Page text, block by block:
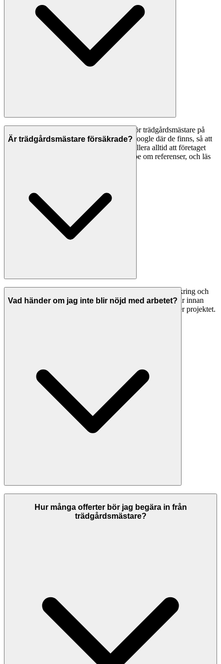
Ett bra första steg är att jämföra betyg — för trädgårdsmästare på
Svenska Hantverkare visar vi betyg från Google där de finns, så att
du kan se vad andra kunder tycker. Kontrollera alltid att företaget
har F-skattesedel och giltiga försäkringar, be om referenser, och läs
Är trädgårdsmästare försäkrade?
Seriösa trädgårdsmästare i Kalmar har både ansvarsförsäkring och
allriskförsäkring. Be alltid om bevis på giltiga försäkringar innan
arbetet påbörjas. Detta skyddar dig om något går fel under projektet.
Vad händer om jag inte blir nöjd med arbetet?
Om du inte är nöjd med arbetet ska du först kontakta
trädgårdsmästare och ge dem möjlighet att åtgärda bristerna. Seriösa
företag ger garantier på sitt arbete. Om ni inte kommer överens kan
Hur många offerter bör jag begära in från
trädgårdsmästare?